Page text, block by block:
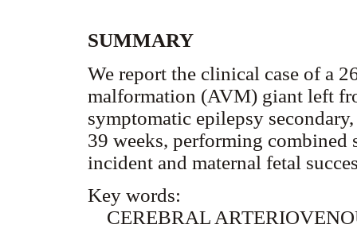
SUMMARY
We report the clinical case of a
malformation (AVM) giant left
symptomatic epilepsy
39 weeks, performing
incident and maternal fetal
Key words:
CEREBRAL